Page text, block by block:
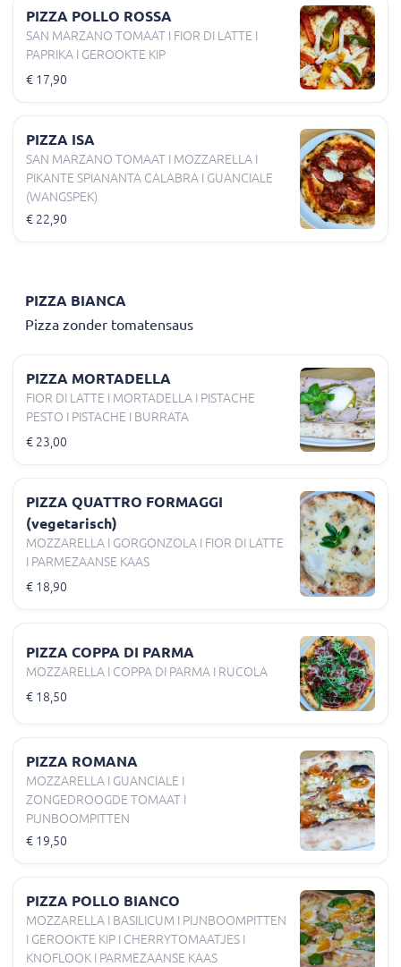
PIZZA POLLO ROSSA
SAN MARZANO TOMAAT I FIOR DI LATTE I
PAPRIKA I GEROOKTE KIP
€ 17,90
PIZZA ISA
SAN MARZANO TOMAAT I MOZZARELLA I
PIKANTE SPIANANTA CALABRA I GUANCIALE
(WANGSPEK)
€ 22,90
PIZZA BIANCA
Pizza zonder tomatensaus
PIZZA MORTADELLA
FIOR DI LATTE I MORTADELLA I PISTACHE
PESTO I PISTACHE I BURRATA
€ 23,00
PIZZA QUATTRO FORMAGGI
(vegetarisch)
MOZZARELLA I GORGONZOLA I FIOR DI LATTE
I PARMEZAANSE KAAS
€ 18,90
PIZZA COPPA DI PARMA
MOZZARELLA I COPPA DI PARMA I RUCOLA
€ 18,50
PIZZA ROMANA
MOZZARELLA I GUANCIALE I
ZONGEDROOGDE TOMAAT I
PIJNBOOMPITTEN
€ 19,50
PIZZA POLLO BIANCO
MOZZARELLA I BASILICUM I PIJNBOOMPITTEN
I GEROOKTE KIP I CHERRYTOMAATJES I
KNOFLOOK I PARMEZAANSE KAAS